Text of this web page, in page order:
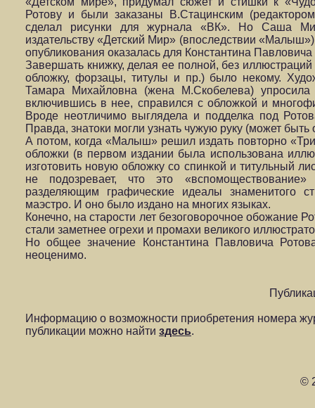
Ротову и были заказаны В.Стацинским
сделал рисунки для журнала «ВК». Но Саша
издательству «Детский Мир» (впоследствии
опубликования оказалась для Константина
Завершать книжку, делая ее полной, без
обложку, форзацы, титулы и пр.) было некому.
Тамара Михайловна (жена М.Скобелева)
включившись в нее, справился с обложкой и
Вроде неотличимо выглядела и подделка под
Правда, знатоки могли узнать чужую руку (может
А потом, когда «Малыш» решил издать повторно
обложки (в первом издании была использована
изготовить новую обложку со спинкой и титульный
не подозревает, что это
разделяющим графические идеалы знаменитого
маэстро. И оно было издано на многих языках.
Конечно, на старости лет безоговорочное обожание
стали заметнее огрехи и промахи великого
Но общее значение Константина Павловича
неоценимо.
Информацию о возможности приобретения номера
публикации можно найти здесь.
©